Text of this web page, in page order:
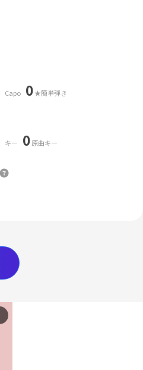
Capo 0★簡単弾き
キー 0原曲キー